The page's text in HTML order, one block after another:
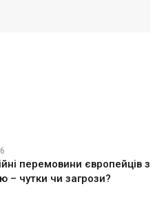
перемовини європейців з
– чутки чи загрози?